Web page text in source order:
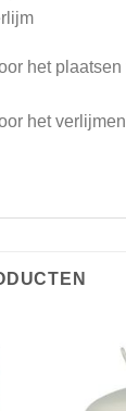
het plaatsen
het